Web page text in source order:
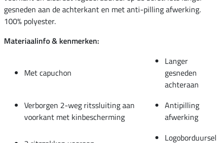
gesneden aan de achterkant en met anti-pilling afwerking.
100% polyester.
Materiaalinfo & kenmerken:
Met capuchon
Langer
gesneden
achteraan
Verborgen 2-weg ritssluiting aan
voorkant met kinbescherming
Antipilling
afwerking
Logoborduursel